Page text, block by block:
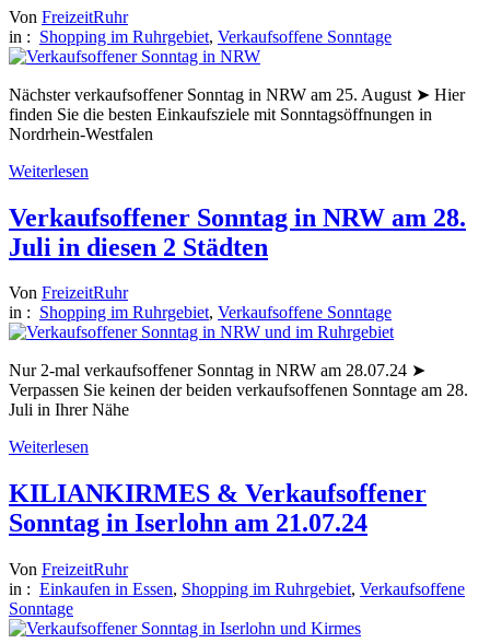
Von FreizeitRuhr
in : Shopping im Ruhrgebiet, Verkaufsoffene Sonntage
Nächster verkaufsoffener Sonntag in NRW am 25. August ➤ Hier
finden Sie die besten Einkaufsziele mit Sonntagsöffnungen in
Nordrhein-Westfalen
Weiterlesen
Verkaufsoffener Sonntag in NRW am 28.
Juli in diesen 2 Städten
Von FreizeitRuhr
in : Shopping im Ruhrgebiet, Verkaufsoffene Sonntage
Nur 2-mal verkaufsoffener Sonntag in NRW am 28.07.24 ➤
Verpassen Sie keinen der beiden verkaufsoffenen Sonntage am 28.
Juli in Ihrer Nähe
Weiterlesen
KILIANKIRMES & Verkaufsoffener
Sonntag in Iserlohn am 21.07.24
Von FreizeitRuhr
in : Einkaufen in Essen, Shopping im Ruhrgebiet, Verkaufsoffene
Sonntage